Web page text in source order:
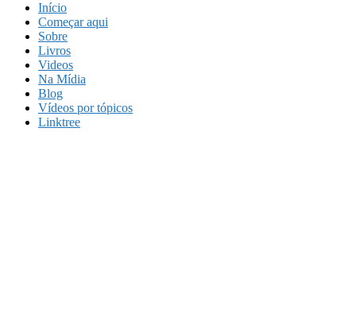
Início
Começar aqui
Sobre
Livros
Videos
Na Mídia
Blog
Vídeos por tópicos
Linktree